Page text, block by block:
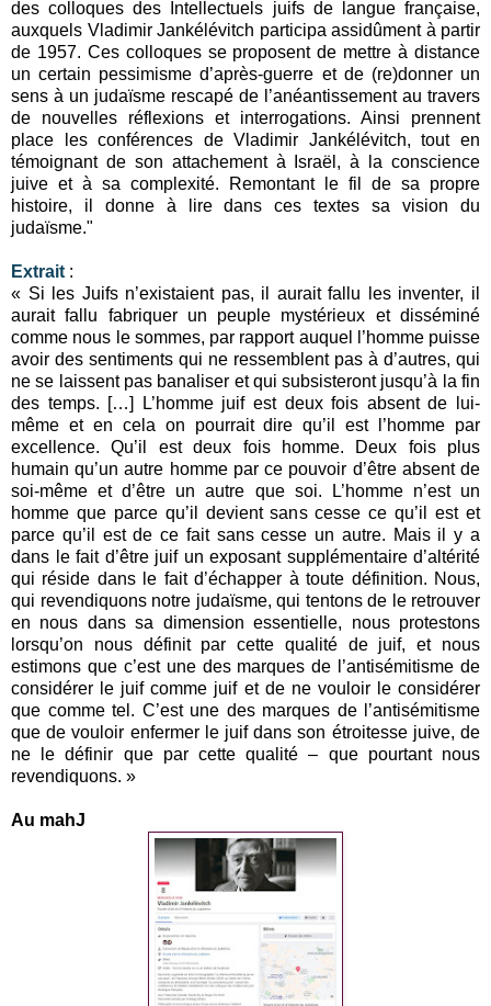
des colloques des Intellectuels juifs de langue française,
auxquels Vladimir Jankélévitch participa assidûment à partir
de 1957. Ces colloques se proposent de mettre à distance
un certain pessimisme d’après-guerre et de (re)donner un
sens à un judaïsme rescapé de l’anéantissement au travers
de nouvelles réflexions et interrogations. Ainsi prennent
place les conférences de Vladimir Jankélévitch, tout en
témoignant de son attachement à Israël, à la conscience
juive et à sa complexité. Remontant le fil de sa propre
histoire, il donne à lire dans ces textes sa vision du
judaïsme."
Extrait :
« Si les Juifs n’existaient pas, il aurait fallu les inventer, il
aurait fallu fabriquer un peuple mystérieux et disséminé
comme nous le sommes, par rapport auquel l’homme puisse
avoir des sentiments qui ne ressemblent pas à d’autres, qui
ne se laissent pas banaliser et qui subsisteront jusqu’à la fin
des temps. […] L’homme juif est deux fois absent de lui-
même et en cela on pourrait dire qu’il est l’homme par
excellence. Qu’il est deux fois homme. Deux fois plus
humain qu’un autre homme par ce pouvoir d’être absent de
soi-même et d’être un autre que soi. L’homme n’est un
homme que parce qu’il devient sans cesse ce qu’il est et
parce qu’il est de ce fait sans cesse un autre. Mais il y a
dans le fait d’être juif un exposant supplémentaire d’altérité
qui réside dans le fait d’échapper à toute définition. Nous,
qui revendiquons notre judaïsme, qui tentons de le retrouver
en nous dans sa dimension essentielle, nous protestons
lorsqu’on nous définit par cette qualité de juif, et nous
estimons que c’est une des marques de l’antisémitisme de
considérer le juif comme juif et de ne vouloir le considérer
que comme tel. C’est une des marques de l’antisémitisme
que de vouloir enfermer le juif dans son étroitesse juive, de
ne le définir que par cette qualité – que pourtant nous
revendiquons. »
Au mahJ